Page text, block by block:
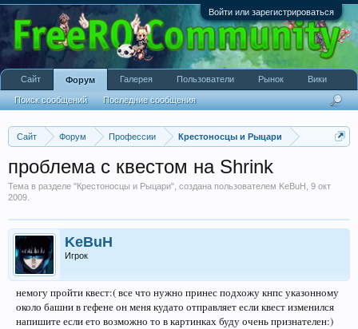
Войти или зарегистрироваться
Сайт Форум Профессии Крестоносцы и Рыцари
проблема с квестом на Shrink
Тема в разделе "Крестоносцы и Рыцари", создана пользователем KeBuH 9 окт
2009
KeBuH
Игрок
немогу пройти квест:( все что нужно принес подхожу кнпс указонному
около башни в гефене он меня кудато отправляет если квест изменился
напишите если ето возможно то в картинках буду очень признателен:)
Сайт Форум
Поиск сообщений Последние сообщения
Галерея Пользователи Рынок Вики